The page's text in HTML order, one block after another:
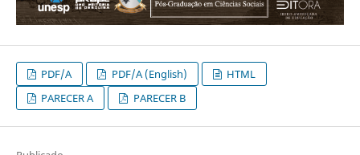
PDF/A PDF/A (English)
HTML
PARECER A
PARECER B